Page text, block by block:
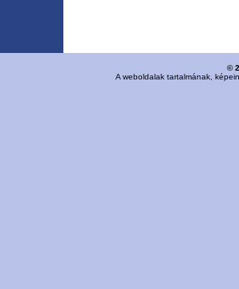
©
A weboldalak tartalmának,